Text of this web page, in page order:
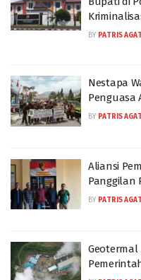
BY PATRIS
Nestapa
Penguasa
BY PATRIS
Aliansi
Panggilan
BY PATRIS
Geotermal